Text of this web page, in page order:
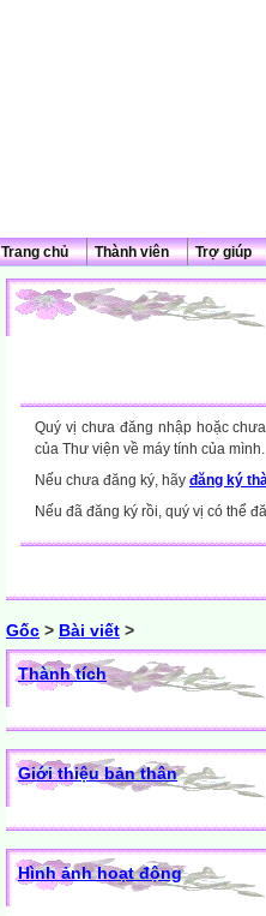
Trang chủ Thành viên Trợ giúp
Quý vị chưa đăng nhập hoặc
của Thư viện về máy tính của mình.
Nếu chưa đăng ký, hãy đăng ký
Nếu đã đăng ký rồi, quý vị có thể
Gốc > Bài viết >
Thành tích
Giới thiệu bản thân
Hình ảnh hoạt động